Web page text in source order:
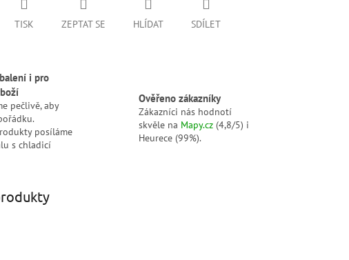
TISK ZEPTAT SE HLÍDAT SDÍLET
i pro
pečlivě, aby
posíláme
s chladicí
Ověřeno zákazníky
Zákazníci nás hodnotí
skvěle na Mapy.cz (4,8/5) i
Heurece (99%).